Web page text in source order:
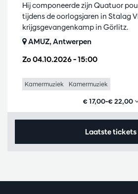
Zo 04.10.2026– 15:00
Hij componeerde zijn Quatuor
tijdens de oorlogsjaren in Stalag
krijgsgevangenkamp in Görlitz.
AMUZ, Antwerpen
Kamermuziek Kamermuziek
€ 17,00–€ 22,00
Laatste tickets